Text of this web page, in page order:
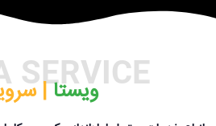
SERVICE
ویستا ‌|